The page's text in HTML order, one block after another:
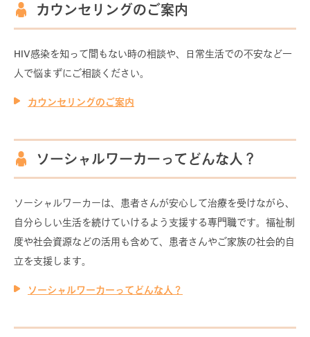
初めての方へ／このサイトについて
限定コンテンツ
北海道大学病院HIVスタッフ募集情報
HIV関連リンク
プライバシーポリシー
カウンセリングのご案内
HIV感染を知って間もない時の相談や、日常生活での不安など一
人で悩まずにご相談ください。
カウンセリングのご案内
ソーシャルワーカーってどんな人？
ソーシャルワーカーは、患者さんが安心して治療を受けながら、
自分らしい生活を続けていけるよう支援する専門職です。福祉制
度や社会資源などの活用も含めて、患者さんやご家族の社会的自
立を支援します。
ソーシャルワーカーってどんな人？